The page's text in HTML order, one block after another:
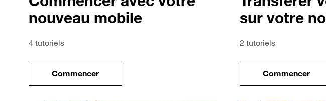
nouveau mobile
4 tutoriels
Commencerle tuto pour Commencer avec votre nouveau mobile
sur votre
2 tutoriels
Commencer
le tuto